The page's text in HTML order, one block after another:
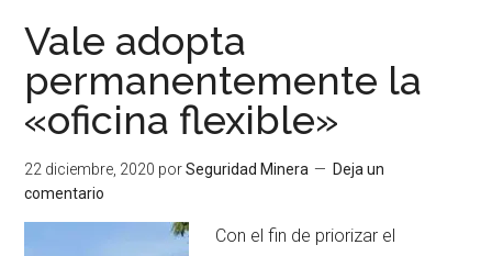
Vale adopta
permanentemente la
«oficina flexible»
22 diciembre, 2020 porSeguridad Minera
Deja un
comentario
Con el fin de priorizar el